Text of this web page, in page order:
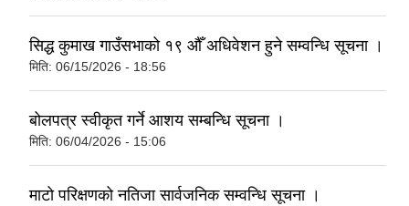
सिद्ध कुमाख गाउँसभाको १९ औँ अधिवेशन हुने सम्वन्धि सूचना ।
मिति: 06/15/2026 - 18:56
बोलपत्र स्वीकृत गर्ने आशय सम्बन्धि सूचना ।
मिति: 06/04/2026 - 15:06
माटो परिक्षणको नतिजा सार्वजनिक सम्वन्धि सूचना ।